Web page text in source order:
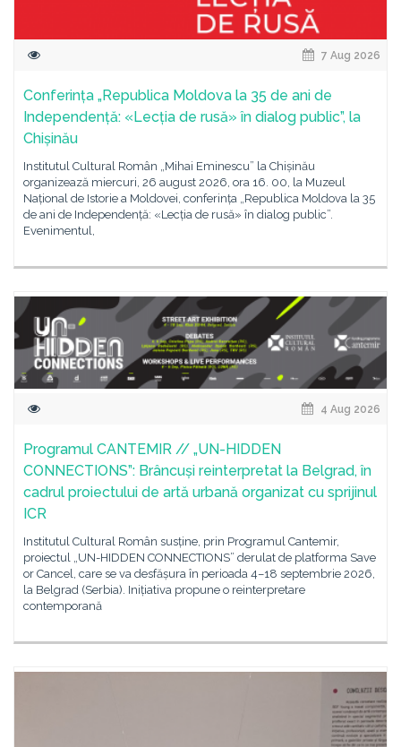
7 Aug 2026
Conferința „Republica Moldova la 35 de ani de
Independență: «Lecția de rusă» în dialog public”, la
Chișinău
Institutul Cultural Român „Mihai Eminescu” la Chișinău
organizează miercuri, 26 august 2026, ora 16. 00, la Muzeul
Național de Istorie a Moldovei, conferința „Republica Moldova la 35
de ani de Independență: «Lecția de rusă» în dialog public”.
Evenimentul,
4 Aug 2026
Programul CANTEMIR // „UN-HIDDEN
CONNECTIONS”: Brâncuși reinterpretat la Belgrad, în
cadrul proiectului de artă urbană organizat cu sprijinul
ICR
Institutul Cultural Român susține, prin Programul Cantemir,
proiectul „UN-HIDDEN CONNECTIONS” derulat de platforma Save
or Cancel, care se va desfășura în perioada 4–18 septembrie 2026,
la Belgrad (Serbia). Inițiativa propune o reinterpretare
contemporană